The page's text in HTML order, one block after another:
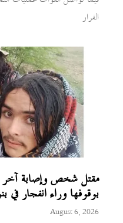
الفرار
مقتل شخص وإصابة آخر
بوقوفها وراء انفجار في
August 6, 2026